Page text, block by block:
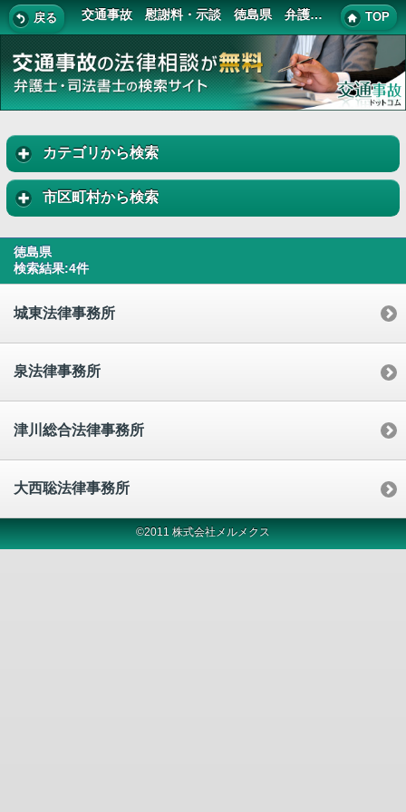
戻る 交通事故 慰謝料・示談 徳島県 弁護士・司法書士 一覧 TOP
カテゴリから検索
市区町村から検索
徳島県
検索結果:4件
城東法律事務所
泉法律事務所
津川総合法律事務所
大西聡法律事務所
©2011 株式会社メルメクス